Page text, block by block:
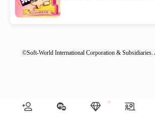
©Soft-World International Corporation & Subsidiaries.